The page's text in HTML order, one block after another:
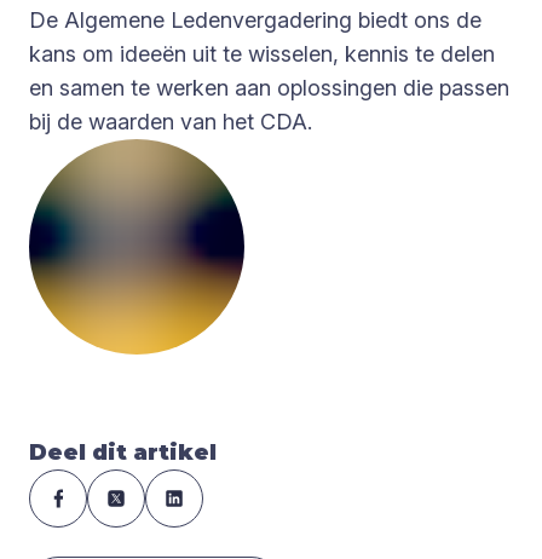
De Algemene Ledenvergadering biedt ons de
kans om ideeën uit te wisselen, kennis te delen
en samen te werken aan oplossingen die passen
bij de waarden van het CDA.
Deel dit artikel